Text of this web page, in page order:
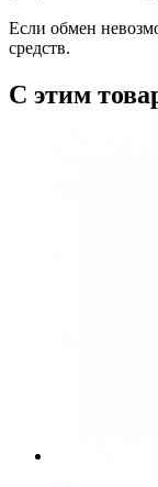
Если обмен
средств.
С этим